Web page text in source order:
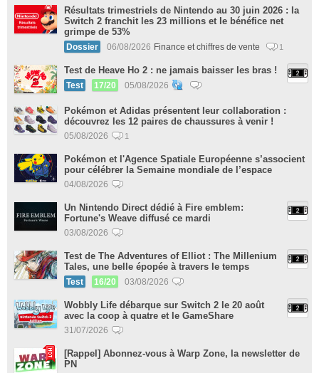
Résultats trimestriels de Nintendo au 30 juin 2026 : la
Switch 2 franchit les 23 millions et le bénéfice net
grimpe de 53%
Dossier 06/08/2026 Finance et chiffres de vente 1
Test de Heave Ho 2 : ne jamais baisser les bras !
Test 17/20 05/08/2026
Pokémon et Adidas présentent leur collaboration :
découvrez les 12 paires de chaussures à venir !
05/08/2026 1
Pokémon et l'Agence Spatiale Européenne s’associent
pour célébrer la Semaine mondiale de l’espace
04/08/2026
Un Nintendo Direct dédié à Fire emblem:
Fortune's Weave diffusé ce mardi
03/08/2026
Test de The Adventures of Elliot : The Millenium
Tales, une belle épopée à travers le temps
Test 16/20 03/08/2026
Wobbly Life débarque sur Switch 2 le 20 août
avec la coop à quatre et le GameShare
31/07/2026
[Rappel] Abonnez-vous à Warp Zone, la newsletter de
PN